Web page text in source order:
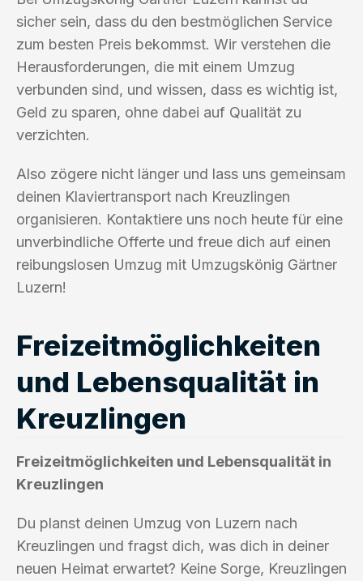
sicher sein, dass du den bestmöglichen Service
zum besten Preis bekommst. Wir verstehen die
Herausforderungen, die mit einem Umzug
verbunden sind, und wissen, dass es wichtig ist,
Geld zu sparen, ohne dabei auf Qualität zu
verzichten.
Also zögere nicht länger und lass uns gemeinsam
deinen Klaviertransport nach Kreuzlingen
organisieren. Kontaktiere uns noch heute für eine
unverbindliche Offerte und freue dich auf einen
reibungslosen Umzug mit Umzugskönig Gärtner
Luzern!
Freizeitmöglichkeiten
und Lebensqualität in
Kreuzlingen
Freizeitmöglichkeiten und Lebensqualität in
Kreuzlingen
Du planst deinen Umzug von Luzern nach
Kreuzlingen und fragst dich, was dich in deiner
neuen Heimat erwartet? Keine Sorge, Kreuzlingen